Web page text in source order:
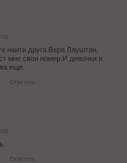
наити друга Вера Лауштан.
мне свои номер.И девочки я
еще.
Ответить
Ответить